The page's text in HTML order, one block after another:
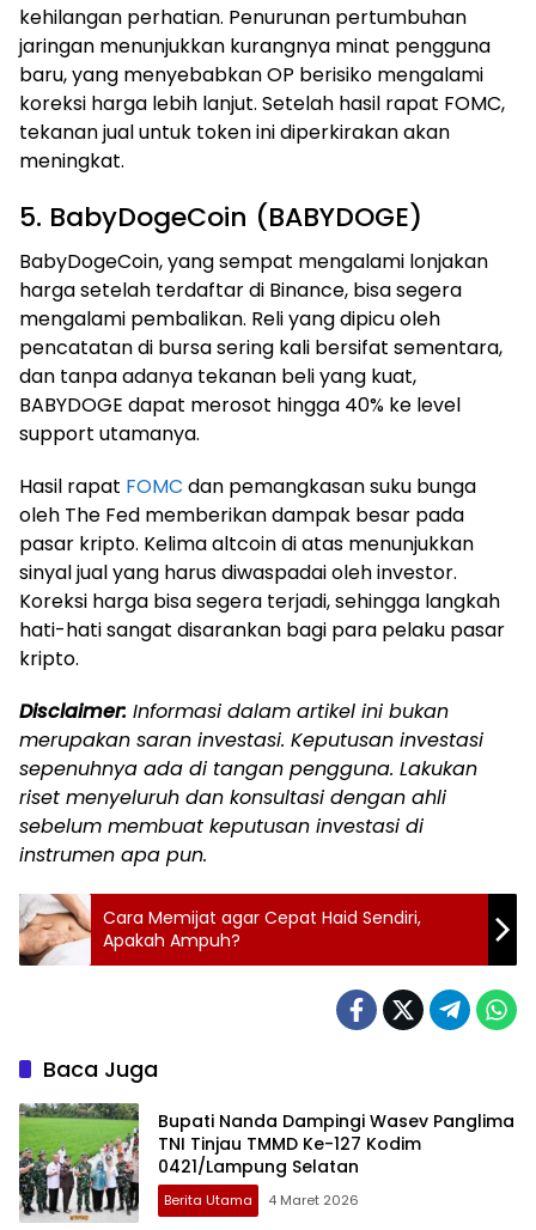
kehilangan perhatian. Penurunan pertumbuhan
jaringan menunjukkan kurangnya minat pengguna
baru, yang menyebabkan OP berisiko mengalami
koreksi harga lebih lanjut. Setelah hasil rapat FOMC,
tekanan jual untuk token ini diperkirakan akan
meningkat.
5. BabyDogeCoin (BABYDOGE)
BabyDogeCoin, yang sempat mengalami lonjakan
harga setelah terdaftar di Binance, bisa segera
mengalami pembalikan. Reli yang dipicu oleh
pencatatan di bursa sering kali bersifat sementara,
dan tanpa adanya tekanan beli yang kuat,
BABYDOGE dapat merosot hingga 40% ke level
support utamanya.
Hasil rapat FOMC dan pemangkasan suku bunga
oleh The Fed memberikan dampak besar pada
pasar kripto. Kelima altcoin di atas menunjukkan
sinyal jual yang harus diwaspadai oleh investor.
Koreksi harga bisa segera terjadi, sehingga langkah
hati-hati sangat disarankan bagi para pelaku pasar
kripto.
Disclaimer: Informasi dalam artikel ini bukan
merupakan saran investasi. Keputusan investasi
sepenuhnya ada di tangan pengguna. Lakukan
riset menyeluruh dan konsultasi dengan ahli
sebelum membuat keputusan investasi di
instrumen apa pun.
Cara Memijat agar Cepat Haid Sendiri,
Apakah Ampuh?
Baca Juga
Bupati Nanda Dampingi Wasev Panglima
TNI Tinjau TMMD Ke-127 Kodim
0421/Lampung Selatan
Berita Utama 4 Maret 2026